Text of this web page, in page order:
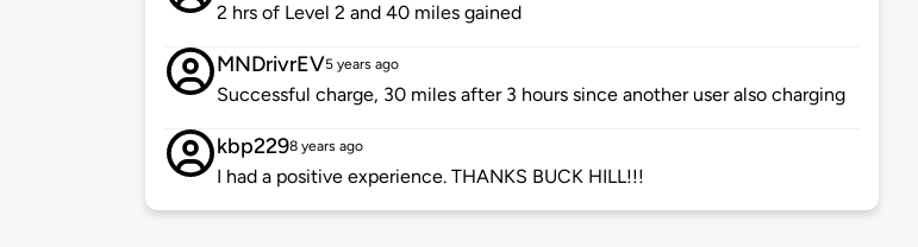
2 hrs of Level 2 and 40 miles gained
MNDrivrEV5 years ago
Successful charge, 30 miles after 3 hours since another user also charging
kbp2298 years ago
I had a positive experience. THANKS BUCK HILL!!!